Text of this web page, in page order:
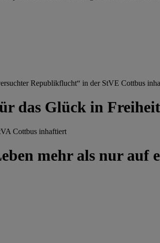
Republikflucht“ in der StVE Cottbus
das Glück in
Cottbus inhaftiert
mehr als nur auf